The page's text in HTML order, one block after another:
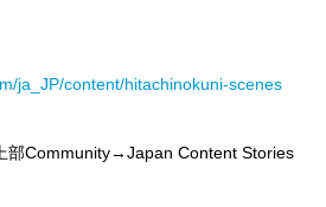
ja_JP/content/hitachinokuni-scenes
部Community→Japan Content Stories